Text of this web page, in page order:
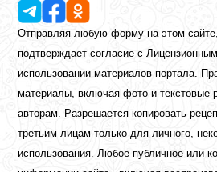
Отправляя любую форму на этом
подтверждает согласие с
использовании материалов портала.
материалы, включая фото и текстовые
авторам. Разрешается копировать
третьим лицам только для личного,
использования. Любое публичное или